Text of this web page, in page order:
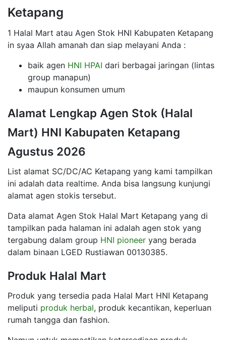
Ketapang
1 Halal Mart atau Agen Stok HNI Kabupaten Ketapang
in syaa Allah amanah dan siap melayani Anda :
baik agen HNI HPAI dari berbagai jaringan (lintas
group manapun)
maupun konsumen umum
Alamat Lengkap Agen Stok (Halal
Mart) HNI Kabupaten Ketapang
Agustus 2026
List alamat SC/DC/AC Ketapang yang kami tampilkan
ini adalah data realtime. Anda bisa langsung kunjungi
alamat agen stokis tersebut.
Data alamat Agen Stok Halal Mart Ketapang yang di
tampilkan pada halaman ini adalah agen stok yang
tergabung dalam group HNI pioneer yang berada
dalam binaan LGED Rustiawan 00130385.
Produk Halal Mart
Produk yang tersedia pada Halal Mart HNI Ketapang
meliputi produk herbal, produk kecantikan, keperluan
rumah tangga dan fashion.